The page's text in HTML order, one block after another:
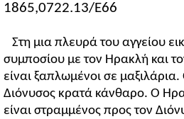
1865,0722.13/E66
Στη μια πλευρά του αγγείου
συμποσίου με τον Ηρακλή και
είναι ξαπλωμένοι σε
Διόνυσος κρατά κάνθαρο. Ο
είναι στραμμένος προς τον